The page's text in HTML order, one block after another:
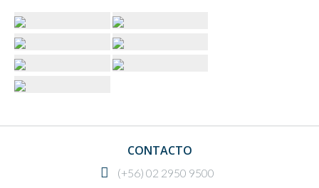
CONTACTO
(+56) 02 2950 9500